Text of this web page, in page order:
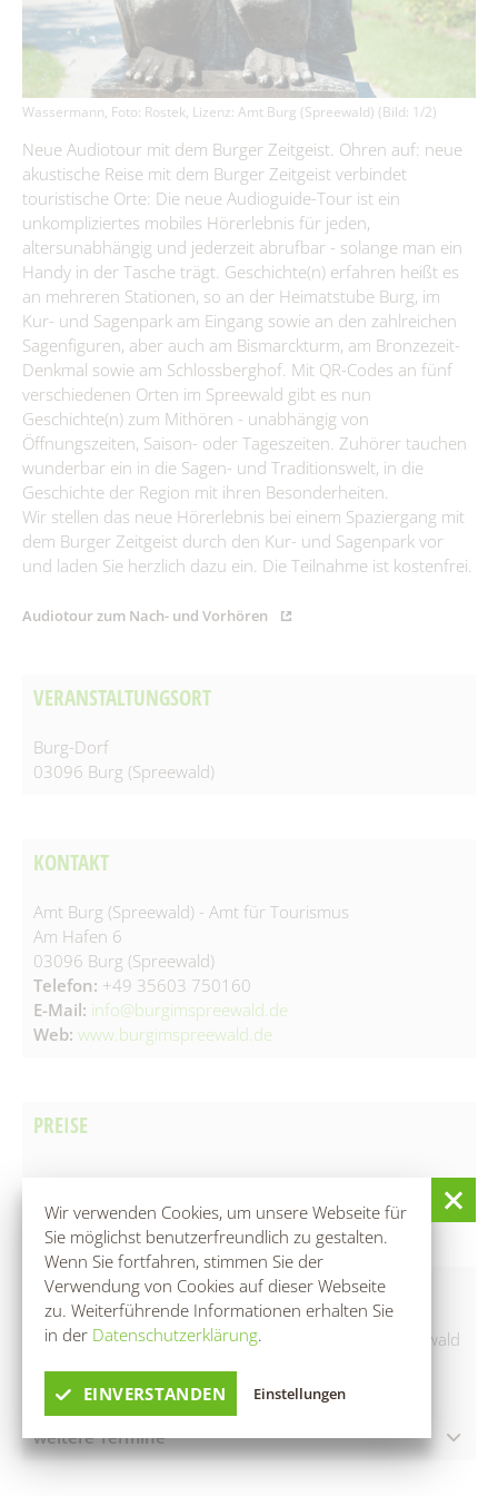
Immobilienausschreibungen
Interessenbekundungsverfahren
Grundsteuerreform
Publikationen
#WIRsindBurg #SMY Bórkowy
Glasfaserausbau
Briesen/Brjazyna
Burg (Spreewald)/Bórkowy (Błota)
Dissen-Striesow/Dešno-Strjažow
Guhrow/Góry
Werben/Wjerbno
Förderprojekte
Amt II – Finanzverwaltung
Amt III – Bauverwaltung
Amt IV – Ordnungsverwaltung
Amt V - Tourismus
Bauhof
Wirtschaftsförderung
Trink- & Abwasserzweckverband
Standesamt
Beauftragte
Kommunalpolitik/Sitzungen
Wahlen/Volksbegehren
Bürgerbüro
Standesamt
Kontakt & Sprechzeiten
Aufgaben des Standesamtes
Gewidmete Trauorte
Anmeldung zur Eheschließung
Trautermine
Friedhofsverwaltung
Bauen & Wohnen
Satzungen & Verordnungen
Kur- & Tourismusbeitrag
Steuern & Abgaben
Offenlagen
Geoportal
Schiedsstelle
Fundbüro
Fundtiere
Zahlen & Statistik
Formularservice
Aktuelles
Wirtschaftsförderung
Anmeldung einer Firma
Gewerbegebiete
Klimaschutz
Förderprogramme
Entwicklungskonzept IKEK
Gewerbe melden
Leben
Kita, Schulen & Hort
Gesundheitskita "Spreewald-Lutki" Burg (Spreewald)/Bórkowy
(Błota)
Kita & Hort "Małe myški" Fehrow/Prjawoz
Kita "Vier Jahreszeiten" Striesow/Strjažow
Kita & Hort "Pusteblume Werben/Wjerbno
Hort "Lipa" Burg (Spreewald)/Bórkowy (Błota)
Hort der Kita "Vier Jahreszeiten in Briesen/Brjazyna
Grundschule "Mato Kosyk" Briesen/Brjazyna
Grund- und Oberschule Mina Witkojc" Burg (Spreewald)/Bórkowy
(Błota)
Freizeiteinrichtungen
Jugendzentrum "Phönix" Burg (Spreewald)/Bórkowy (Błota)
SOS-Kinderdorf Lausitz, Familien und Beratungszentrum Burg
(Spreewald) / Bórkowy (Błota)
Bismarckturm
Dorfgemeinschaftshäuser
Büchertauschbörsen
Älter werden
Feuerwehr
Museum und Heimatstube
Heimatstube Burg (Spreewald) / Bórkowy (Błota)
Heimatmuseum Dissen / Dešno
Slawischer Siedlunsgausschnitt "Stary lud" in Dissen / Dešno
Vereine
Veranstaltungen
Spreewaldbibliothek
Kirchen
Spielplätze
Spenden & Sponsoring
Wir verwenden Cookies, um unsere Webseite für
Sie möglichst benutzerfreundlich zu gestalten.
Wenn Sie fortfahren, stimmen Sie der
Verwendung von Cookies auf dieser Webseite
zu. Weiterführende Informationen erhalten Sie
in der Datenschutzerklärung.
EINVERSTANDEN Einstellungen
Wassermann, Foto: Rostek, Lizenz: Amt Burg (Spreewald) (Bild: 1/2)
Neue Audiotour mit dem Burger Zeitgeist. Ohren auf: neue
akustische Reise mit dem Burger Zeitgeist verbindet
touristische Orte: Die neue Audioguide-Tour ist ein
unkompliziertes mobiles Hörerlebnis für jeden,
altersunabhängig und jederzeit abrufbar - solange man ein
Handy in der Tasche trägt. Geschichte(n) erfahren heißt es
an mehreren Stationen, so an der Heimatstube Burg, im
Kur- und Sagenpark am Eingang sowie an den zahlreichen
Sagenfiguren, aber auch am Bismarckturm, am Bronzezeit-
Denkmal sowie am Schlossberghof. Mit QR-Codes an fünf
verschiedenen Orten im Spreewald gibt es nun
Geschichte(n) zum Mithören - unabhängig von
Öffnungszeiten, Saison- oder Tageszeiten. Zuhörer tauchen
wunderbar ein in die Sagen- und Traditionswelt, in die
Geschichte der Region mit ihren Besonderheiten.
Wir stellen das neue Hörerlebnis bei einem Spaziergang mit
dem Burger Zeitgeist durch den Kur- und Sagenpark vor
und laden Sie herzlich dazu ein. Die Teilnahme ist kostenfrei.
Audiotour zum Nach- und Vorhören
VERANSTALTUNGSORT
Burg-Dorf
03096 Burg (Spreewald)
KONTAKT
Amt Burg (Spreewald) - Amt für Tourismus
Am Hafen 6
03096 Burg (Spreewald)
Telefon: +49 35603 750160
E-Mail: info@burgimspreewald.de
Web: www.burgimspreewald.de
PREISE
INFOS
Mit QR-Codes an fünf verschiedenen Orten im Spreewald
Öffnungszeiten, Saison- oder Tageszeiten
weitere Termine